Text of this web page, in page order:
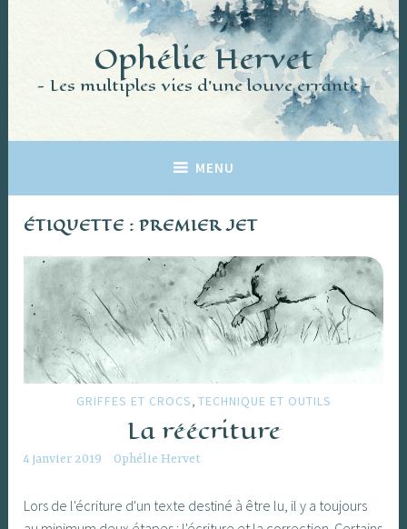
principal
Ophélie Hervet
Les multiples vies d'une louve errante
MENU
ÉTIQUETTE :PREMIER JET
GRIFFES ET CROCS, TECHNIQUE ET OUTILS
La réécriture
4 janvier 2019 Ophélie Hervet
Lors de l'écriture d'un texte destiné à être lu, il y a toujours